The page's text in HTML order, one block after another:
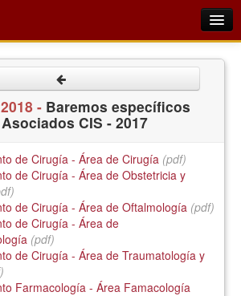
- Baremos específicos
CIS - 2017
de Cirugía - Área de Cirugía (pdf)
de Cirugía - Área de Obstetricia y
de Cirugía - Área de Oftalmología (pdf)
de Cirugía - Área de
(pdf)
de Cirugía - Área de Traumatología y
Farmacología - Área Famacología